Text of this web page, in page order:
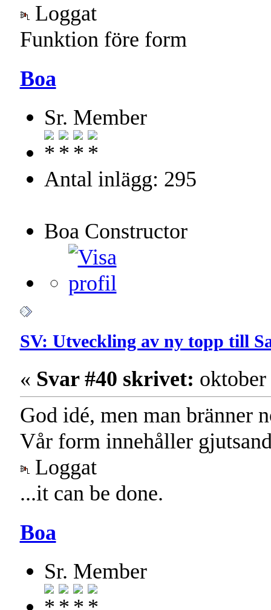
Loggat
Funktion före form
Boa
Sr. Member
Antal inlägg: 295
Boa Constructor
SV: Utveckling av ny topp till
« Svar #40 skrivet:
God idé, men man bränner
Vår form innehåller
Loggat
...it can be done.
Boa
Sr. Member